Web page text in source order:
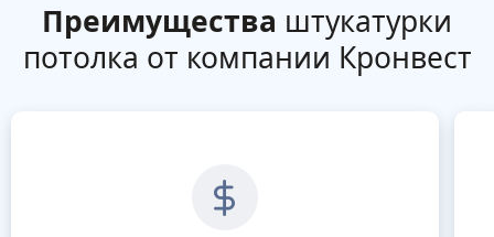
Преимущества штукатурки
потолка от компании Кронвест